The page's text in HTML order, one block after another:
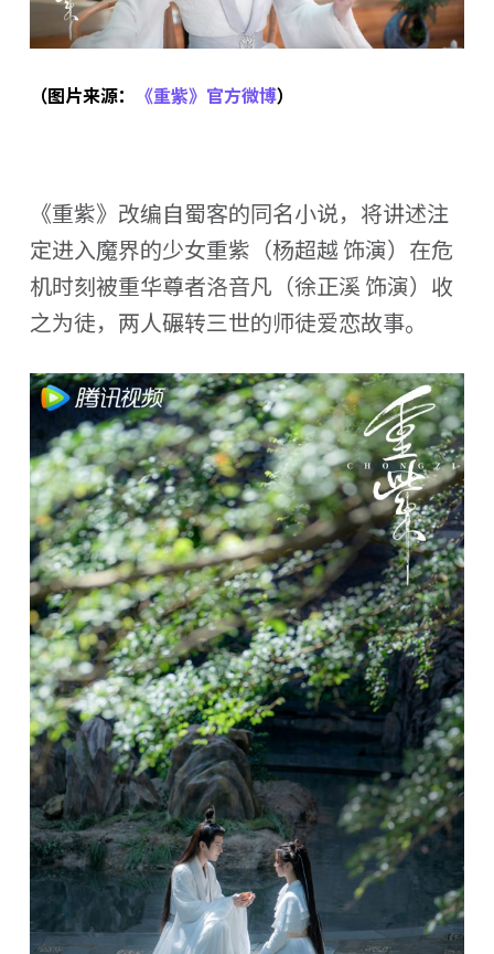
（图片来源： 《重紫》官方微博）
《重紫》改编自蜀客的同名小说，将讲述注
定进入魔界的少女重紫（杨超越 饰演）在危
机时刻被重华尊者洛音凡（徐正溪 饰演）收
之为徒，两人碾转三世的师徒爱恋故事。